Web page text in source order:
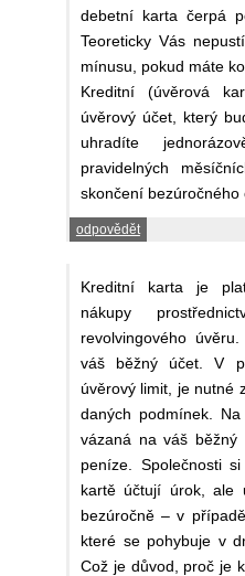
debetní karta čerpá
Teoreticky Vás
mínusu, pokud máte
Kreditní (úvěrová
úvěrový účet, který
uhradíte
pravidelných
skončení bezúročného
odpovědět
Kreditní karta je
nákupy
revolvingového
váš běžný účet. V
úvěrový limit, je nutné
daných podmínek.
vázaná na váš
peníze. Společnosti
kartě účtují úrok, ale
bezúročně – v
které se pohybuje v
Což je důvod, proč je